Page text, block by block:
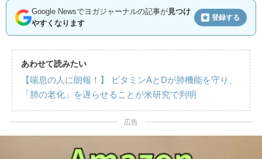
Google Newsでヨガジャーナルの記事が見つけ
やすくなります
登録する
あわせて読みたい
【喘息の人に朗報！】 ビタミンAとDが肺機能を守り、
「肺の老化」を遅らせることが米研究で判明
広告